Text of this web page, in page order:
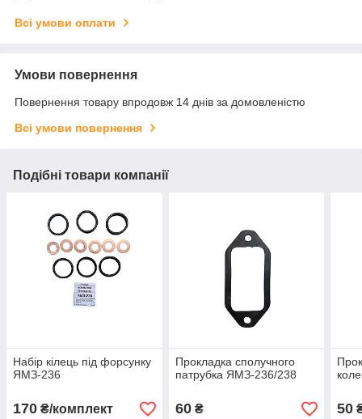
Всі умови оплати
Умови повернення
Повернення товару впродовж 14 днів за домовленістю
Всі умови повернення
Подібні товари компанії
Набір кілець під форсунку
ЯМЗ-236
170 ₴/комплект
Прокладка сполучного
патрубка ЯМЗ-236/238
60₴ 50